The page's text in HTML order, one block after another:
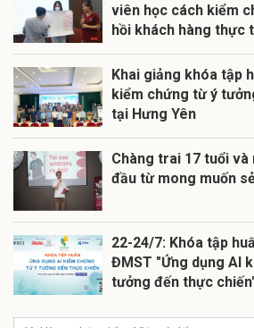
viên học cách kiểm
hồi khách hàng thực
Khai giảng khóa tập
kiểm chứng từ ý
tại Hưng Yên
Chàng trai 17 tuổi
đầu từ mong muốn
22-24/7: Khóa tập
ĐMST "Ứng dụng AI
tưởng đến thực